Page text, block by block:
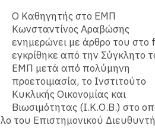
Ο Καθηγητής στο ΕΜΠ
Κωνσταντίνος Αραβώσης
ενημερώνει με άρθρο του στο
εγκρίθηκε από την Σύγκλητο
ΕΜΠ μετά από πολύμηνη
προετοιμασία, το Ινστιτούτο
Κυκλικής Οικονομίας και
Βιωσιμότητας (Ι.Κ.Ο.Β.) στο
του Επιστημονικού